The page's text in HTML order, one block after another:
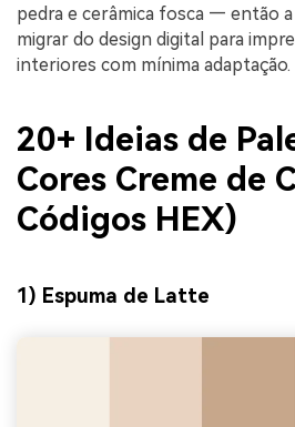
pedra e cerâmica fosca — então
migrar do design digital para
interiores com mínima adaptação.
20+ Ideias de
Cores Creme de
Códigos HEX)
1) Espuma de Latte